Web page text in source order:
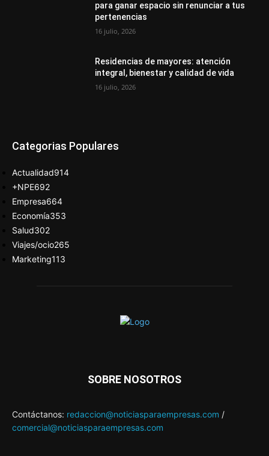
para ganar espacio sin renunciar a tus
pertenencias
16 julio, 2026
Residencias de mayores: atención
integral, bienestar y calidad de vida
16 julio, 2026
Categorias Populares
Actualidad914
+NPE692
Empresa664
Economía353
Salud302
Viajes/ocio265
Marketing113
SOBRE NOSOTROS
Contáctanos: redaccion@noticiasparaempresas.com /
comercial@noticiasparaempresas.com